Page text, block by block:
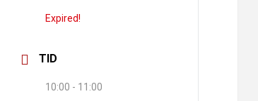
Expired!
TID
10:00 - 11:00